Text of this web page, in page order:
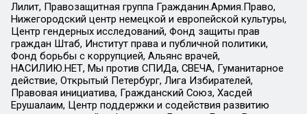
Лилит, Правозащитная группа Гражданин.Армия.Право,
Нижегородский центр немецкой и европейской культуры,
Центр гендерных исследований, Фонд защиты прав
граждан Штаб, Институт права и публичной политики,
Фонд борьбы с коррупцией, Альянс врачей,
НАСИЛИЮ.НЕТ, Мы против СПИДа, СВЕЧА, Гуманитарное
действие, Открытый Петербург, Лига Избирателей,
Правовая инициатива, Гражданский Союз, Хасдей
Ерушалаим, Центр поддержки и содействия развитию